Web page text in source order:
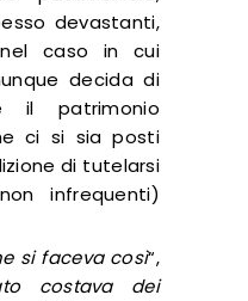
devastanti,
caso in cui
decida di
il patrimonio
ci si sia posti
di tutelarsi
infrequenti)
si faceva così“,
costava dei